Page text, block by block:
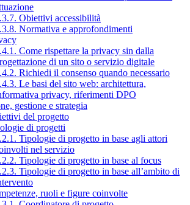
Obiettivi accessibilità
Normativa e approfondimenti
Come rispettare la privacy sin dalla
di un sito o servizio digitale
Richiedi il consenso quando necessario
Le basi del sito web: architettura,
privacy, riferimenti DPO
gestione e strategia
del progetto
di progetti
Tipologie di progetto in base agli attori
nel servizio
Tipologie di progetto in base al focus
Tipologie di progetto in base all’ambito di
ruoli e figure coinvolte